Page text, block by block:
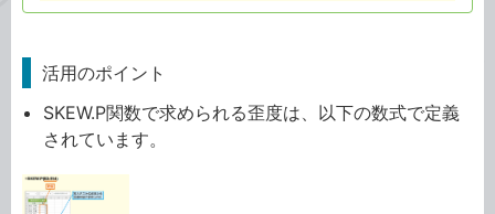
活用のポイント
SKEW.P関数で求められる歪度は、以下の数式で定義
されています。